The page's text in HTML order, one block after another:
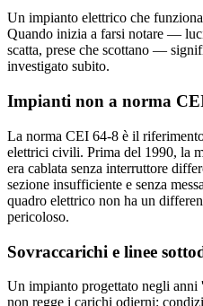
Un impianto elettrico che
Quando inizia a farsi notare —
scatta, prese che scottano —
investigato subito.
Impianti non a norma
La norma CEI 64-8 è il
elettrici civili. Prima del 1990, la
era cablata senza interruttore
sezione insufficiente e senza
quadro elettrico non ha un
pericoloso.
Sovraccarichi e linee
Un impianto progettato negli
non regge i carichi odierni: